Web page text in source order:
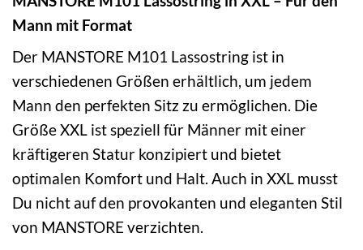
Mann mit Format
Der MANSTORE M101 Lassostring ist in
verschiedenen Größen erhältlich, um jedem
Mann den perfekten Sitz zu ermöglichen. Die
Größe XXL ist speziell für Männer mit einer
kräftigeren Statur konzipiert und bietet
optimalen Komfort und Halt. Auch in XXL musst
Du nicht auf den provokanten und eleganten Stil
von MANSTORE verzichten.